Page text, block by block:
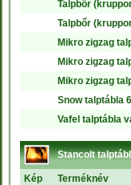
Talpbőr
Talpbőr
Mikro zigzag
Mikro zigzag
Mikro zigzag
Snow talptábla
Vafel talptábla
Stancolt
Kép
Terméknév